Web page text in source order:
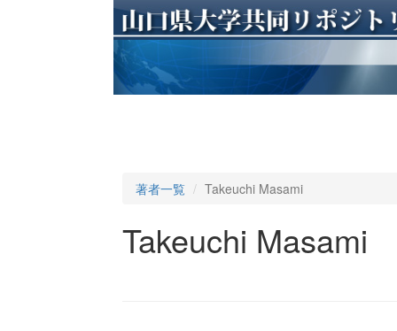
著者一覧 Takeuchi Masami
Takeuchi Masami